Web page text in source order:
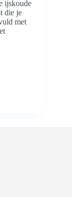
ijskoude
die je
met